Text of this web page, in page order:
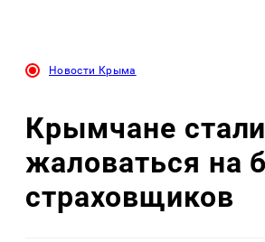
Новости Крыма
Крымчане
жаловаться на
страховщиков